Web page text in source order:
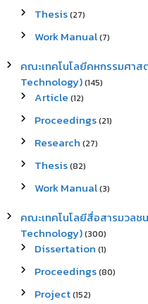
Thesis(27)
Work Manual(7)
คณะเทคโนโลยีคหกรรมศาส
Technology)(145)
Article (12)
Proceedings(21)
Research (27)
Thesis(82)
Work Manual(3)
คณะเทคโนโลยีสื่อสารมวลช
Technology)(300)
Dissertation (1)
Proceedings(80)
Project(152)